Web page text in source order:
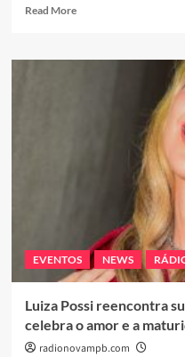
Read MoreRead
Natal,
Cena
EVENTOS
NEWS
Luiza Possi reencontra
celebra o amor e a
radionovampb.com